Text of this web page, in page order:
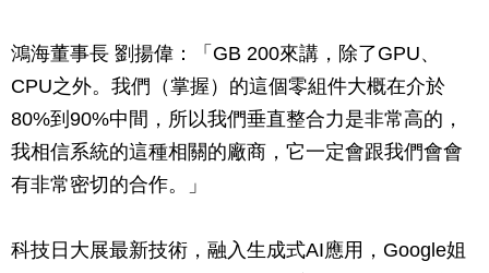
鴻海董事長 劉揚偉：「GB 200來講，除了GPU、
CPU之外。我們（掌握）的這個零組件大概在介於
80%到90%中間，所以我們垂直整合力是非常高的，
我相信系統的這種相關的廠商，它一定會跟我們會會
有非常密切的合作。」
科技日大展最新技術，融入生成式AI應用，Google姐